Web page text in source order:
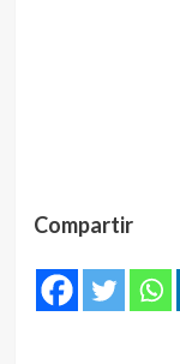
Compartir